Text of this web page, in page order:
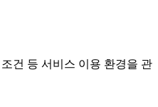
건 등 서비스 이용 환경을 관